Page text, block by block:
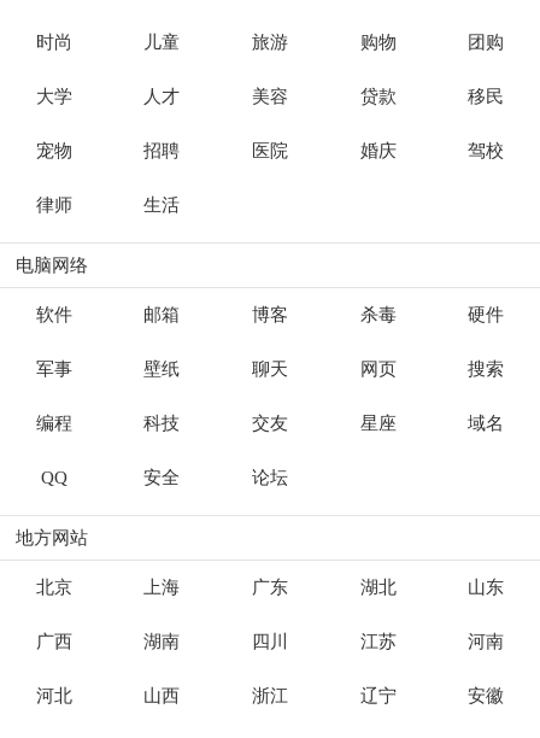
时尚 儿童 旅游 购物 团购
大学 人才 美容 贷款 移民
宠物 招聘 医院 婚庆 驾校
律师 生活
电脑网络
软件 邮箱 博客 杀毒 硬件
军事 壁纸 聊天 网页 搜索
编程 科技 交友 星座 域名
QQ 安全 论坛
地方网站
北京 上海 广东 湖北 山东
广西 湖南 四川 江苏 河南
河北 山西 浙江 辽宁 安徽